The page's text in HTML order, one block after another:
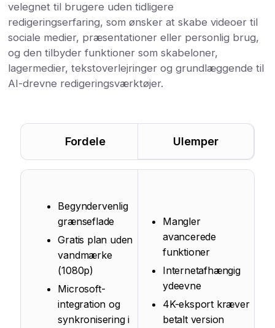
velegnet til brugere uden tidligere
redigeringserfaring, som ønsker at skabe videoer til
sociale medier, præsentationer eller personlig brug,
og den tilbyder funktioner som skabeloner,
lagermedier, tekstoverlejringer og grundlæggende til
AI-drevne redigeringsværktøjer.
Fordele Ulemper
Begyndervenlig
grænseflade
Gratis plan uden
vandmærke
(1080p)
Microsoft-
integration og
synkronisering i
Mangler
avancerede
funktioner
Internetafhængig
ydeevne
4K-eksport kræver
betalt version